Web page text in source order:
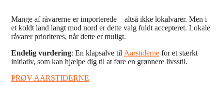
Mange af råvarerne er importerede – altså ikke lokalvarer. Men i
et koldt land langt mod nord er dette valg fuldt accepteret. Lokale
råvarer prioriteres, når dette er muligt.
Endelig vurdering: En klapsalve til Aarstiderne for et stærkt
initiativ, som kan hjælpe dig til at føre en grønnere livsstil.
PRØV AARSTIDERNE